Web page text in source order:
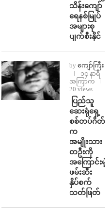
သိန်း​ကျော်
ရေနစ်မြုပ်
အများစု
ပျက်စီးနိုင်
by ကျော်ကြီး
၁၄ နာရီ
အကြာက
20 views
⁩ ⁨ပြည်သူ
ဆေးရုံရှေ့
စစ်တပ်ဂိတ်
က
အမျိုးသား
တဦးကို
အကြောင်းမဲ့
ဖမ်းဆီး
နှိပ်စက်
သတ်ဖြတ်